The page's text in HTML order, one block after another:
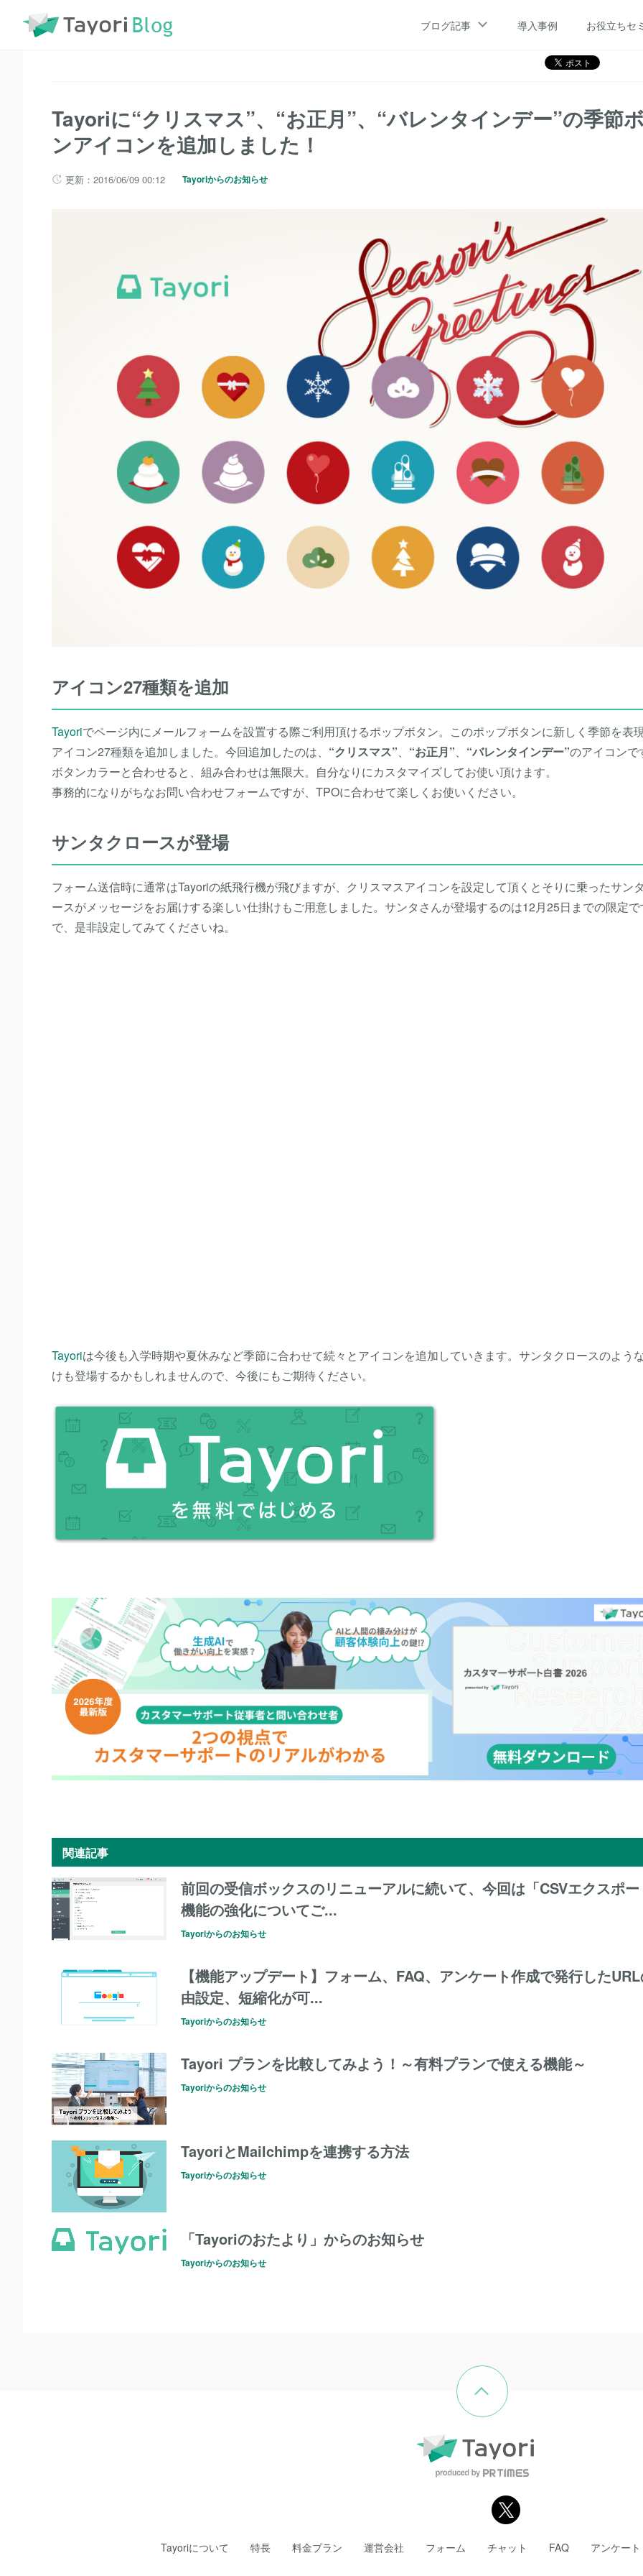
ブログ記事 導入事例 お役立ちセ
TayoriBlog 記事一覧 Tayoriに“クリスマス”、“お正月”、“バレンタインデー”の季節ボタンアイコンを追加しました！
Tayoriに“クリスマス”、“お正月”、“バレンタインデー”の季節
ンアイコンを追加しました！
更新：2016/06/09 00:12 Tayoriからのお知らせ
アイコン27種類を追加
Tayoriでページ内にメールフォームを設置する際ご利用頂けるポップボタン。このポップボタンに新しく季節を表
アイコン27種類を追加しました。今回追加したのは、 “クリスマス”、 “お正月”、 “バレンタインデー”のアイコンで
ボタンカラーと合わせると、組み合わせは無限大。自分なりにカスタマイズしてお使い頂けます。
事務的になりがちなお問い合わせフォームですが、TPOに合わせて楽しくお使いください。
サンタクロースが登場
フォーム送信時に通常はTayoriの紙飛行機が飛びますが、クリスマスアイコンを設定して頂くとそりに乗ったサン
ースがメッセージをお届けする楽しい仕掛けもご用意しました。サンタさんが登場するのは12月25日までの限定
で、是非設定してみてくださいね。
Tayoriは今後も入学時期や夏休みなど季節に合わせて続々とアイコンを追加していきます。サンタクロースのよう
けも登場するかもしれませんので、今後にもご期待ください。
関連記事
前回の受信ボックスのリニューアルに続いて、今回は「CSVエクスポ
機能の強化についてご...
Tayoriからのお知らせ
【機能アップデート】フォーム、FAQ、アンケート作成で発行した
由設定、短縮化が可...
Tayoriからのお知らせ
Tayori プランを比較してみよう！～有料プランで使える機能～
Tayoriからのお知らせ
TayoriとMailchimpを連携する方法
Tayoriからのお知らせ
「Tayoriのおたより」からのお知らせ
Tayoriからのお知らせ
Tayoriについて 特長 料金プラン 運営会社 フォーム チャット FAQ アンケート